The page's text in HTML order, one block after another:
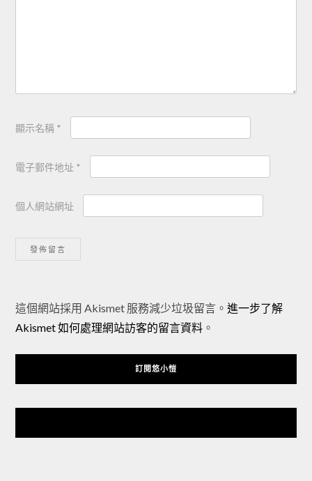
顯示名稱 *
電子郵件地址 *
個人網站網址
Alternative:
這個網站採用 Akismet 服務減少垃圾留言。 進一步了解
Akismet 如何處理網站訪客的留言資料。
訂閱悠小愷